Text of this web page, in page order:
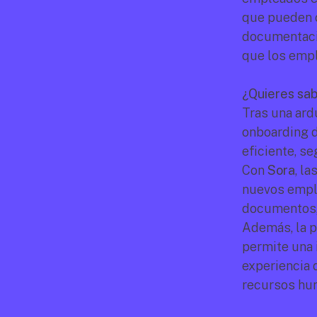
que pueden
que los
¿Quieres
Tras una
onboarding
eficiente,
Con Sora,
nuevos
Además, la
permite
experiencia
recursos